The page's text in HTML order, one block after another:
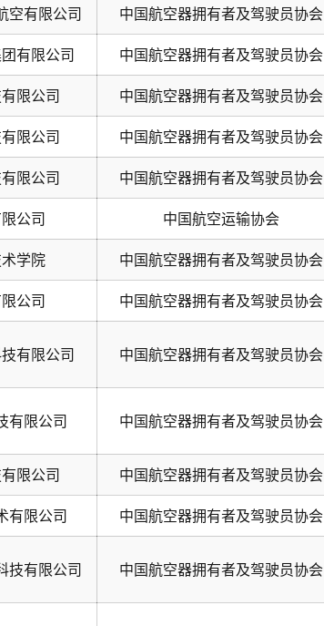
空有限公司 中国航空器拥有者及驾驶员协会
有限公司 中国航空器拥有者及驾驶员协会
限公司 中国航空器拥有者及驾驶员协会
限公司 中国航空器拥有者及驾驶员协会
限公司 中国航空器拥有者及驾驶员协会
公司 中国航空运输协会
学院 中国航空器拥有者及驾驶员协会
公司 中国航空器拥有者及驾驶员协会
有限公司 中国航空器拥有者及驾驶员协会
有限公司 中国航空器拥有者及驾驶员协会
限公司 中国航空器拥有者及驾驶员协会
有限公司 中国航空器拥有者及驾驶员协会
技有限公司 中国航空器拥有者及驾驶员协会